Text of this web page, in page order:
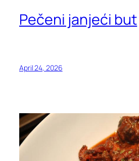
Pečeni janjeći but
April 24, 2026